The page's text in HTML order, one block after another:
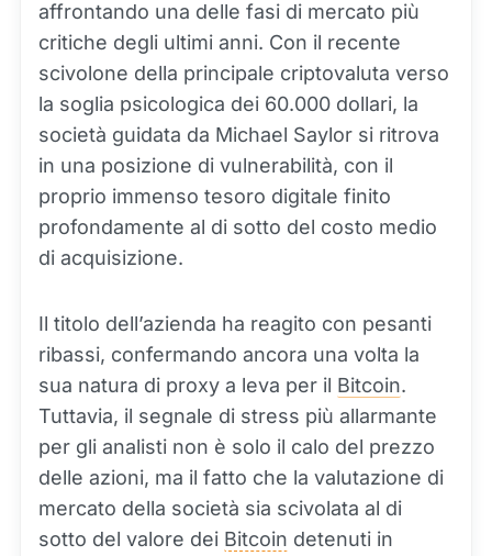
affrontando una delle fasi di mercato più
critiche degli ultimi anni. Con il recente
scivolone della principale criptovaluta verso
la soglia psicologica dei 60.000 dollari, la
società guidata da Michael Saylor si ritrova
in una posizione di vulnerabilità, con il
proprio immenso tesoro digitale finito
profondamente al di sotto del costo medio
di acquisizione.
Il titolo dell’azienda ha reagito con pesanti
ribassi, confermando ancora una volta la
sua natura di proxy a leva per il Bitcoin.
Tuttavia, il segnale di stress più allarmante
per gli analisti non è solo il calo del prezzo
delle azioni, ma il fatto che la valutazione di
mercato della società sia scivolata al di
sotto del valore dei Bitcoin detenuti in